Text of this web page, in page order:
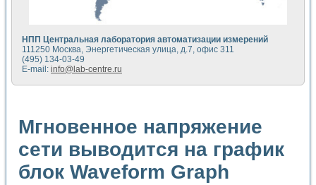
Исследование возможности создания экономичного
Исследование кинетики движения макрочастиц в
Метод прогнозирования свойств дисперсных продуктов
Недорогая система управления сверхпроводящим
Применение технологий NI в курсе экспериментальной
Расчет переноса аэрозоля и выпадения осадка в
Применение NI VISION для геометрического анализа в
Система температурной стабилизации
Управление движением с помощью программно -
Определение параметров всплывающих газовых
Система управления асинхронным тиристорным
НПП Центральная лаборатория автоматизации измерений
111250 Москва, Энергетическая улица, д.7, офис 311
(495) 134-03-49
E-mail: info@lab-centre.ru
Мгновенное напряжение
сети выводится на график
блок Waveform Graph